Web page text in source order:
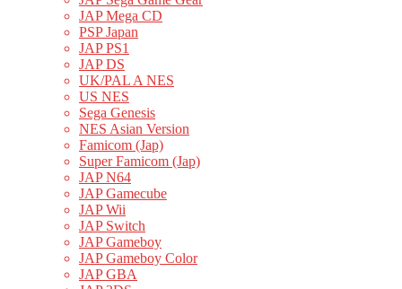
JAP Mega CD
PSP Japan
JAP PS1
JAP DS
UK/PAL A NES
US NES
Sega Genesis
NES Asian Version
Famicom (Jap)
Super Famicom (Jap)
JAP N64
JAP Gamecube
JAP Wii
JAP Switch
JAP Gameboy
JAP Gameboy Color
JAP GBA